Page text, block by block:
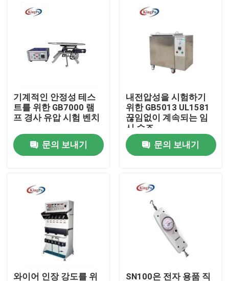
제품
우리에 대하여
품질 관리
연락주세요
IEC 시험 장비
의학 테스팅 장비
진입 보호 시험 장비
기계적인 안정성 테스
트를 위한 GB7000 램
프 경사 유압 시험 벤치
문의 보내기
내전압성을 시험하기
위한 GB5013 UL1581
끊임없이 계속되는 임
시 수조
문의 보내기
와이어 인장 강도를 위 SN100은 전자 용품 직